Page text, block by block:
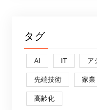
タグ
AI IT ア
先端技術 家業
高齢化